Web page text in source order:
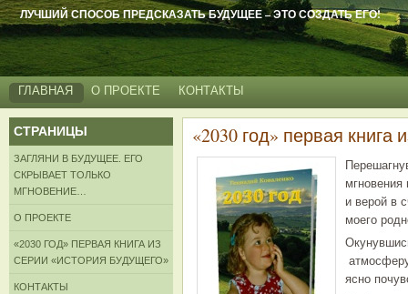
ЛУЧШИЙ СПОСОБ ПРЕДСКАЗАТЬ БУДУЩЕЕ – ЭТО СОЗДАТЬ ЕГО!
ГЛАВНАЯ О ПРОЕКТЕ КОНТАКТЫ
СТРАНИЦЫ
ЗАГЛЯНИ В БУДУЩЕЕ. ЕГО
СКРЫВАЕТ ТОЛЬКО
МГНОВЕНИЕ…
О ПРОЕКТЕ
«2030 ГОД» ПЕРВАЯ КНИГА ИЗ
СЕРИИ «ИСТОРИЯ БУДУЩЕГО»
КОНТАКТЫ
«2030 год» первая книга
и верой в
моего
ясно